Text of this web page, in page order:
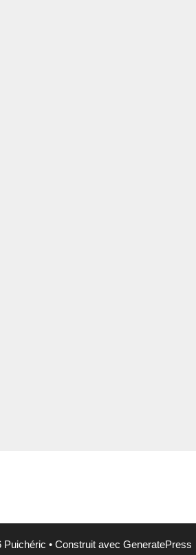
Puichéric • Construit avec GeneratePress